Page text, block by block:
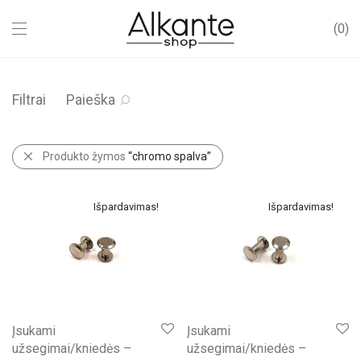
0
Filtrai Paieška
Produkto žymos “chromo spalva”
Išpardavimas!
Įsukami
užsegimai/kniedės –
Išpardavimas!
Įsukami
užsegimai/kniedės –